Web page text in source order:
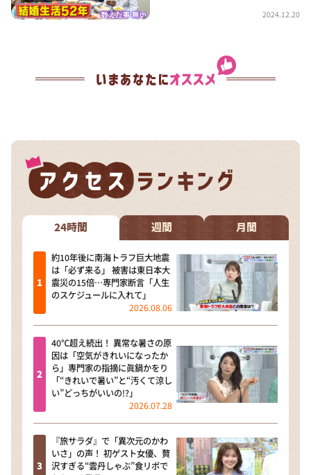
2024.12.20
24時間 週間 月間
約10年後に南海トラフ巨大地震
は「必ず来る」 被害は東日本大
震災の15倍…専門家断言「人生
のスケジュールに入れて」
2026.08.06
40℃超え続出！ 異常な暑さの原
因は「空気がきれいになったか
ら」専門家の指摘に眞鍋かをり
「“きれいで暑い”と“汚くて涼し
い”どっちがいいの!?」
2026.07.28
『旅サラダ』で「異次元のかわ
いさ」の声！ 初ゲスト女優、贅
沢すぎる“雲丹しゃぶ”食リポで